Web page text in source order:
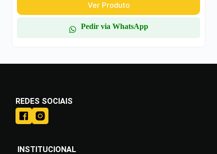
Ver Produto
Pedir via WhatsApp
REDES SOCIAIS
INSTITUCIONAL